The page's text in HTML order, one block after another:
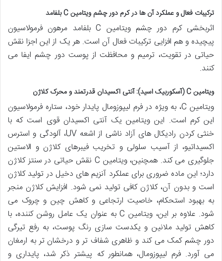
ترکیبات فعال و عملکرد آن ها در کرم دور چشم ویتامین C بلفامد
اثربخشی کرم دور چشم ویتامین C بلفامد مرهون فرمولاسیون
پیچیده و هم افزایی ترکیبات فعال آن است. هر یک از این اجزا نقش
حیاتی در تقویت، ترمیم و محافظت از پوست دور چشم ایفا می
کنند.
ویتامین C (آسکوربیک اسید): آنتی اکسیدان قدرتمند و محرک کلاژن
ویتامین C، به ویژه در فرم لیپوزومال پایدار خود، ستاره فرمولاسیون
این کرم است. این ویتامین یک آنتی اکسیدان قوی است که با
خنثی کردن رادیکال های آزاد ناشی از اشعه UV، آلودگی و استرس
اکسیداتیو، از آسیب سلولی و تخریب فیبرهای کلاژن و الاستین
جلوگیری می کند. همچنین، ویتامین C نقش حیاتی در سنتز کلاژن
دارد؛ این ماده ضروری برای عملکرد آنزیم های دخیل در تولید کلاژن
است و بدون آن، کلاژن کافی تولید نمی شود. افزایش کلاژن منجر
به بهبود استحکام، خاصیت ارتجاعی و کاهش چین و چروک می
شود. علاوه بر این، ویتامین C به عنوان یک عامل روشن کننده، با
کاهش تولید ملانین و یکدست سازی رنگ پوست، به رفع تیرگی
دور چشم کمک می کند و ظاهری شفاف تر و درخشان تر به ارمغان
می آورد. فرم لیپوزومال، همانطور که پیشتر ذکر شد، پایداری و